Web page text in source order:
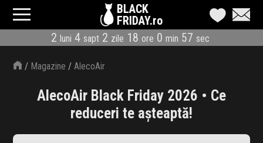
BLACK
FRIDAY.ro
2 luni 4 sapt 2 zile 18 ore 0 min 57 sec
CATEGORII
MAGAZINE
ÎNSCRIE MAGAZIN
LIVE BLOG
/ Magazine /AlecoAir
AlecoAir Black Friday 2026 • Ce
reduceri te așteaptă!